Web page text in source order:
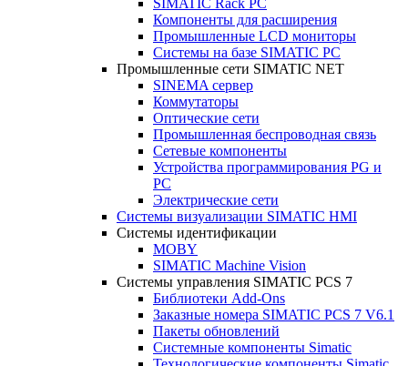
SIMATIC Rack PC
Компоненты для расширения
Промышленные LCD мониторы
Системы на базе SIMATIC PC
Промышленные сети SIMATIC NET
SINEMA сервер
Коммутаторы
Оптические сети
Промышленная беспроводная связь
Сетевые компоненты
Устройства программирования PG и
PC
Электрические сети
Системы визуализации SIMATIC HMI
Системы идентификации
MOBY
SIMATIC Machine Vision
Системы управления SIMATIC PCS 7
Библиотеки Add-Ons
Заказные номера SIMATIC PCS 7 V6.1
Пакеты обновлений
Системные компоненты Simatic